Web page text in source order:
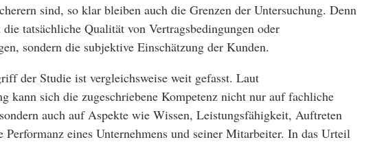
sind, so klar bleiben auch die Grenzen der Untersuchung. Denn
tatsächliche Qualität von Vertragsbedingungen oder
sondern die subjektive Einschätzung der Kunden.
der Studie ist vergleichsweise weit gefasst. Laut
kann sich die zugeschriebene Kompetenz nicht nur auf fachliche
auch auf Aspekte wie Wissen, Leistungsfähigkeit, Auftreten
Performanz eines Unternehmens und seiner Mitarbeiter. In das Urteil